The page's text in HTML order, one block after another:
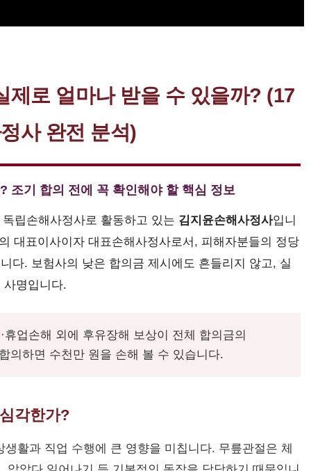
제로 얼마나 받을 수 있을까? (17
사 완전 분석)
조기 합의 전에 꼭 확인해야 할 핵심 정보
립손해사정사로 활동하고 있는 김지윤손해사정사입니
대표이사이자 대표손해사정사로서, 피해자분들의 정당
다. 보험사의 낮은 합의금 제시에도 흔들리지 않고, 실
명입니다.
휴업손해 외에 후유장해 보상이 전체 합의금의
의하면 수천만 원을 손해 볼 수 있습니다.
각한가?
활과 직업 수행에 큰 영향을 미칩니다. 무릎관절은 체